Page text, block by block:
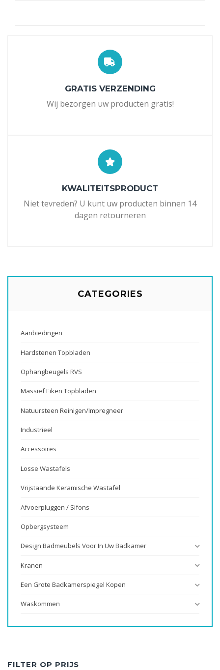
GRATIS VERZENDING
Wij bezorgen uw producten gratis!
KWALITEITSPRODUCT
Niet tevreden? U kunt uw producten binnen 14
dagen retourneren
CATEGORIES
Aanbiedingen
Hardstenen Topbladen
Ophangbeugels RVS
Massief Eiken Topbladen
Natuursteen Reinigen/impregneer
Industrieel
Accessoires
Losse Wastafels
Vrijstaande Keramische Wastafel
Afvoerpluggen / Sifons
Opbergsysteem
Design Badmeubels Voor In Uw Badkamer
Kranen
Een Grote Badkamerspiegel Kopen
Waskommen
FILTER OP PRIJS